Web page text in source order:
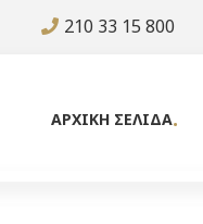
210 33 15 800
ΑΡΧΙΚΗ ΣΕΛΙΔΑ